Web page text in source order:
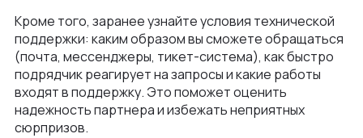
Кроме того, заранее узнайте условия технической
поддержки: каким образом вы сможете обращаться
(почта, мессенджеры, тикет-система), как быстро
подрядчик реагирует на запросы и какие работы
входят в поддержку. Это поможет оценить
надежность партнера и избежать неприятных
сюрпризов.